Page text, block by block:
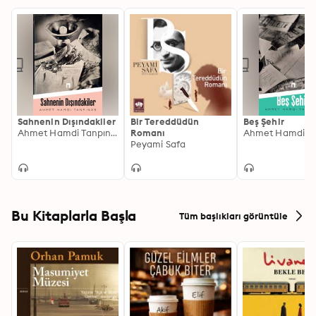
Sahnenin Dışındakiler
Ahmet Hamdi Tanpınar
Bir Tereddüdün
Romanı
Peyami Safa
Beş Şehir
Bu Kitaplarla Başla Tüm başlıkları görüntüle